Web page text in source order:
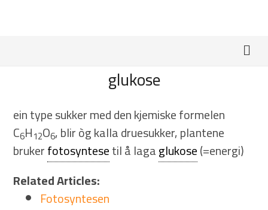
glukose
ein type sukker med den kjemiske formelen
C6H12O6, blir òg kalla druesukker, plantene
brukerfotosyntesetil å lagaglukose(=energi)
Related Articles:
Fotosyntesen